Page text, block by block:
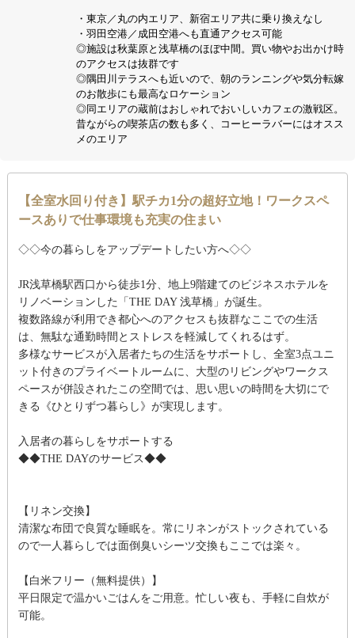
・東京／丸の内エリア、新宿エリア共に乗り換えなし
・羽田空港／成田空港へも直通アクセス可能
◎施設は秋葉原と浅草橋のほぼ中間。買い物やお出かけ時
のアクセスは抜群です
◎隅田川テラスへも近いので、朝のランニングや気分転嫁
のお散歩にも最高なロケーション
◎同エリアの蔵前はおしゃれでおいしいカフェの激戦区。
昔ながらの喫茶店の数も多く、コーヒーラバーにはオスス
メのエリア
【全室水回り付き】駅チカ1分の超好立地！ワークスペ
ースありで仕事環境も充実の住まい
◇◇今の暮らしをアップデートしたい方へ◇◇
JR浅草橋駅西口から徒歩1分、地上9階建てのビジネスホテルを
リノベーションした「THE DAY 浅草橋」が誕生。
複数路線が利用でき都心へのアクセスも抜群なここでの生活
は、無駄な通勤時間とストレスを軽減してくれるはず。
多様なサービスが入居者たちの生活をサポートし、全室3点ユニ
ット付きのプライベートルームに、大型のリビングやワークス
ペースが併設されたこの空間では、思い思いの時間を大切にで
きる《ひとりずつ暮らし》が実現します。
入居者の暮らしをサポートする
◆◆THE DAYのサービス◆◆
【リネン交換】
清潔な布団で良質な睡眠を。常にリネンがストックされている
ので一人暮らしでは面倒臭いシーツ交換もここでは楽々。
【白米フリー（無料提供）】
平日限定で温かいごはんをご用意。忙しい夜も、手軽に自炊が
可能。